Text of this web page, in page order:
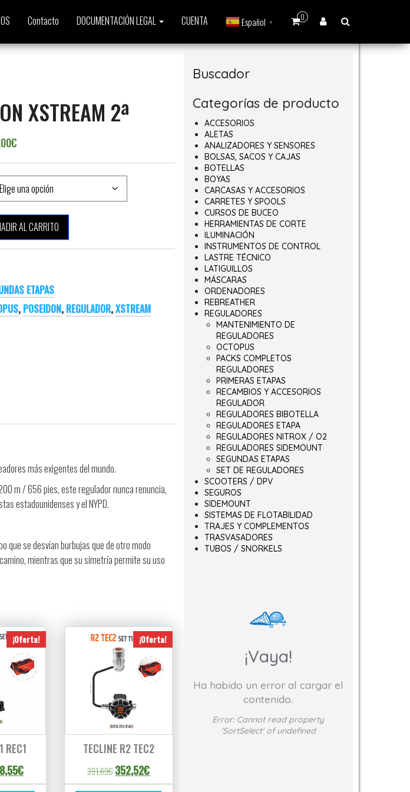
0
Contacto DOCUMENTACIÓN LEGAL CUENTA Español ▼
XSTREAM 2ª
€Rango de precios: desde 370,00€ hasta 450,00€
2ª cantidad
AL CARRITO
ETAPAS
, POSEIDON, REGULADOR,XSTREAM
más exigentes del mundo.
m / 656 pies, este regulador nunca renuncia,
estadounidenses y el NYPD.
que se desvían burbujas que de otro modo
mientras que su simetría permite su uso
¡Oferta!
REC1
original era: 265,05€.
€El precio actual es: 238,55€.
¡Oferta!
TECLINE R2 TEC2
391,69€ El precio original era: 391,69€.
352,52€El precio actual es: 352,52€.
Buscador
Categorías de producto
ACCESORIOS
ALETAS
ANALIZADORES Y SENSORES
BOLSAS, SACOS Y CAJAS
BOTELLAS
BOYAS
CARCASAS Y ACCESORIOS
CARRETES Y SPOOLS
CURSOS DE BUCEO
HERRAMIENTAS DE CORTE
ILUMINACIÓN
INSTRUMENTOS DE CONTROL
LASTRE TÉCNICO
LATIGUILLOS
MÁSCARAS
ORDENADORES
REBREATHER
REGULADORES
MANTENIMIENTO DE
REGULADORES
OCTOPUS
PACKS COMPLETOS
REGULADORES
PRIMERAS ETAPAS
RECAMBIOS Y ACCESORIOS
REGULADOR
REGULADORES BIBOTELLA
REGULADORES ETAPA
REGULADORES NITROX / O2
REGULADORES SIDEMOUNT
SEGUNDAS ETAPAS
SET DE REGULADORES
SCOOTERS / DPV
SEGUROS
SIDEMOUNT
SISTEMAS DE FLOTABILIDAD
TRAJES Y COMPLEMENTOS
TRASVASADORES
TUBOS / SNORKELS
¡Vaya!
Ha habido un error al cargar el
contenido.
Error: Cannot read property
'SortSelect' of undefined